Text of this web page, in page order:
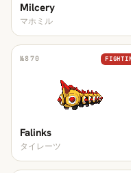
Milcery
マホミル
№870
Falinks
タイレーツ